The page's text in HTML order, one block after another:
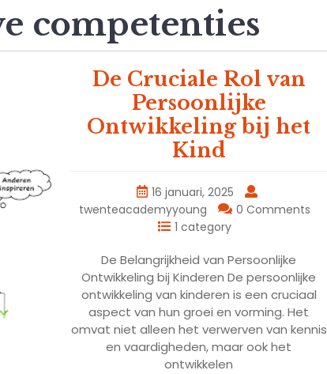
competenties
De Cruciale Rol van
Persoonlijke
Ontwikkeling bij het
Kind
16 januari, 2025
twenteacademyyoung
0 Comments
1 category
De Belangrijkheid van Persoonlijke
Ontwikkeling bij Kinderen De persoonlijke
ontwikkeling van kinderen is een cruciaal
aspect van hun groei en vorming. Het
omvat niet alleen het verwerven van kennis
en vaardigheden, maar ook het
ontwikkelen